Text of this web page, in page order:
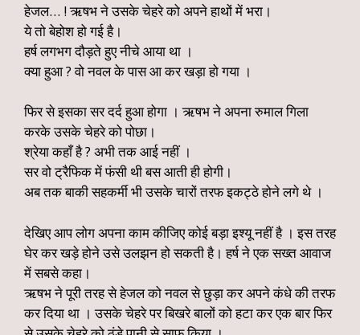
हेजल… ! ऋषभ ने उसके चेहरे को अपने हाथों में भरा।
ये तो बेहोश हो गई है।
हर्ष लगभग दौड़ते हुए नीचे आया था ।
क्या हुआ ? वो नवल के पास आ कर खड़ा हो गया ।
फिर से इसका सर दर्द हुआ होगा । ऋषभ ने अपना रुमाल गिला
करके उसके चेहरे को पोछा।
श्रेया कहाँ है ? अभी तक आई नहीं ।
सर वो ट्रैफिक में फंसी थी बस आती ही होगी।
अब तक बाकी सहकर्मी भी उसके चारों तरफ इकट्ठे होने लगे थे ।
देखिए आप लोग अपना काम कीजिए कोई बड़ा इश्यू नहीं है । इस तरह
घेर कर खड़े होने उसे उलझन हो सकती है। हर्ष ने एक सख्त आवाज
में सबसे कहा।
ऋषभ ने पूरी तरह से हेजल को नवल से छुड़ा कर अपने कंधे की तरफ
कर दिया था । उसके चेहरे पर बिखरे बालों को हटा कर एक बार फिर